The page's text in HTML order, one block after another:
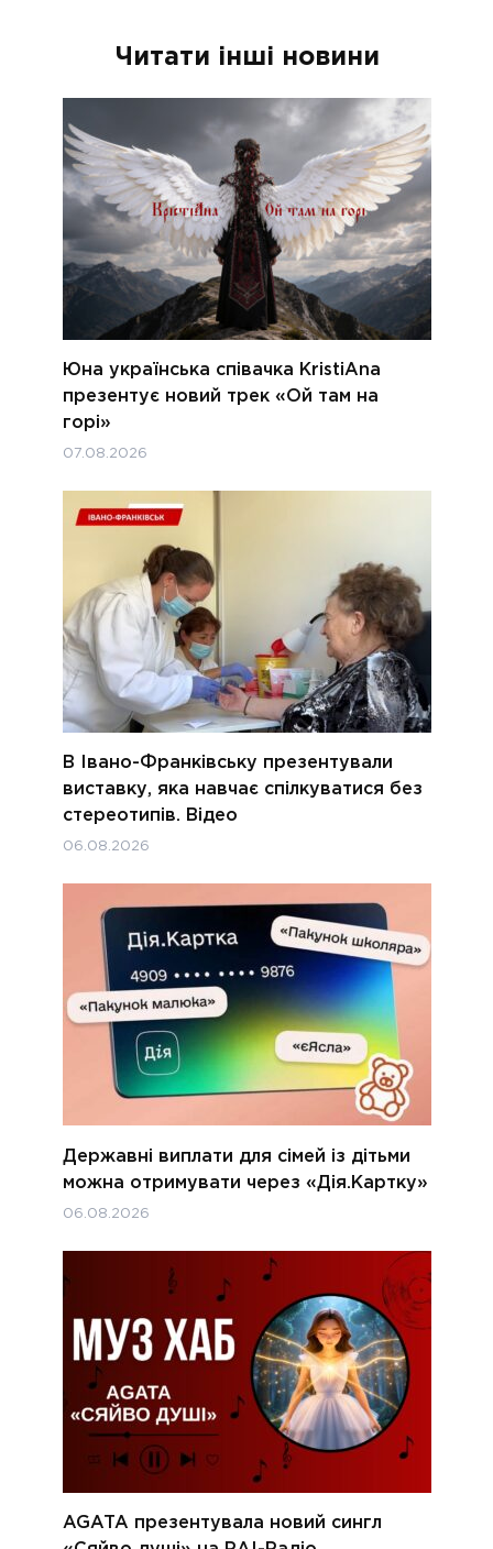
Читати інші новини
Юна українська співачка KristiAna
презентує новий трек «Ой там на
горі»
07.08.2026
В Івано-Франківську презентували
виставку, яка навчає спілкуватися без
стереотипів. Відео
06.08.2026
Державні виплати для сімей із дітьми
можна отримувати через «Дія.Картку»
06.08.2026
AGATA презентувала новий сингл